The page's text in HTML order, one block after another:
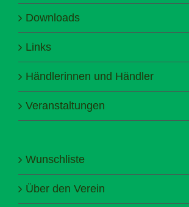
Downloads
Links
Händlerinnen und Händler
Veranstaltungen
Wunschliste
Über den Verein